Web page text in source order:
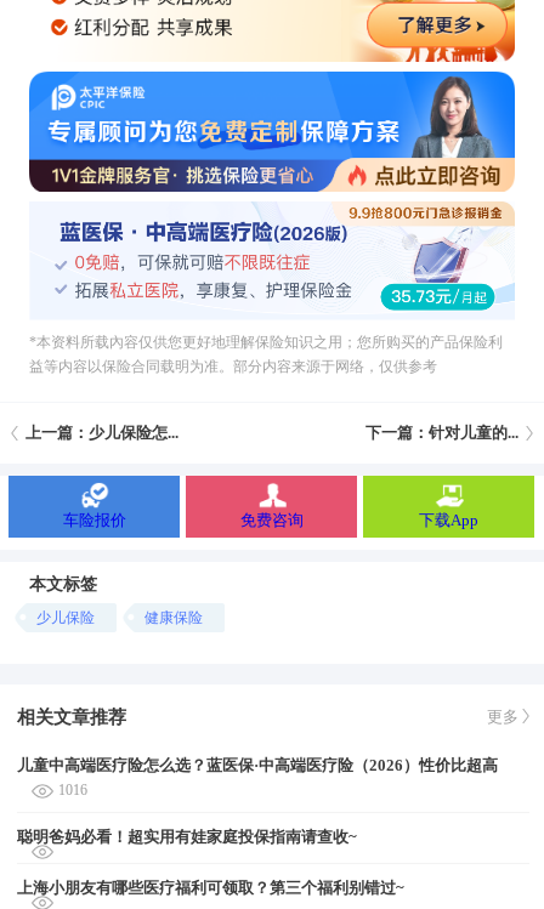
*本资料所载內容仅供您更好地理解保险知识之用；您所购买的产品保险利
益等内容以保险合同载明为准。部分内容来源于网络，仅供参考
上一篇：少儿保险怎... 下一篇：针对儿童的...
车险报价 免费咨询 下载App
本文标签
少儿保险 健康保险
相关文章推荐 更多
儿童中高端医疗险怎么选？蓝医保·中高端医疗险（2026）性价比超高
1016
聪明爸妈必看！超实用有娃家庭投保指南请查收~
上海小朋友有哪些医疗福利可领取？第三个福利别错过~